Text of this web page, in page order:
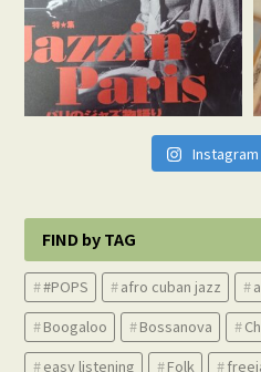
FIND by TAG
#POPS afro cuban jazz
Boogaloo
Bossanova
easy listening
Folk